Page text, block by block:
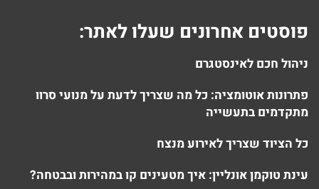
פוסטים אחרונים שעלו לאתר:
ניהול חכם לאינסטגרם
פתרונות אוטומציה: כל מה שצריך לדעת על מנועי סרוו
מתקדמים בתעשייה
כל הציוד שצריך לאירוע מנצח
עינת טוקמן אונליין: איך מטעינים קו במהירות ובבטחה?